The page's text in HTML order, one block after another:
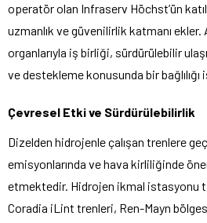
operatör olan Infraserv Höchst’ün
uzmanlık ve güvenilirlik katmanı ekler.
organlarıyla iş birliği, sürdürülebilir
ve destekleme konusunda bir
Çevresel Etki ve Sürdürülebilirlik
Dizelden hidrojenle çalışan trenlere
emisyonlarında ve hava kirliliğinde
etmektedir. Hidrojen ikmal istasyonu
Coradia iLint trenleri, Ren-Mayn